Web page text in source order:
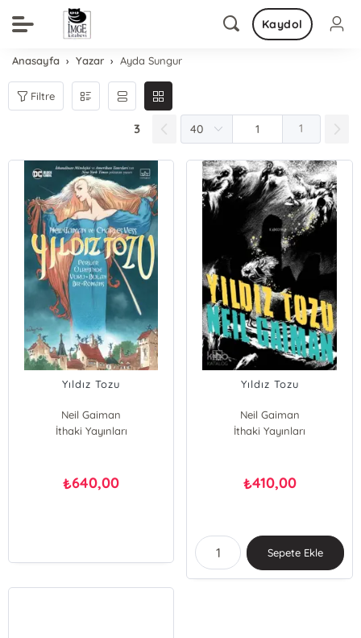
Kaydol
Anasayfa Yazar Ayda Sungur
Filtre
3 1
Yıldız Tozu
Neil Gaiman
Charles Vess
İthaki Yayınları
₺640,00
Yıldız Tozu
Neil Gaiman
İthaki Yayınları
₺410,00
Sepete Ekle